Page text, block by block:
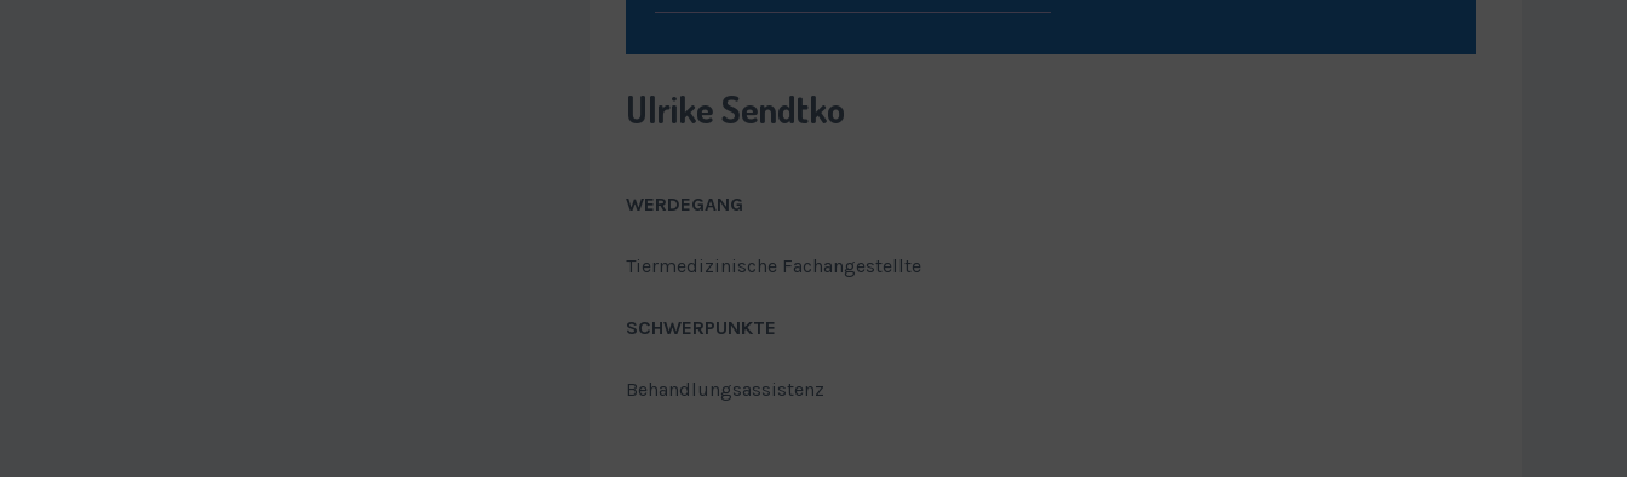
Ulrike Sendtko
WERDEGANG
Tiermedizinische Fachangestellte
SCHWERPUNKTE
Behandlungsassistenz